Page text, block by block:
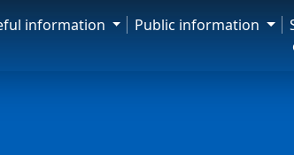
information Public information